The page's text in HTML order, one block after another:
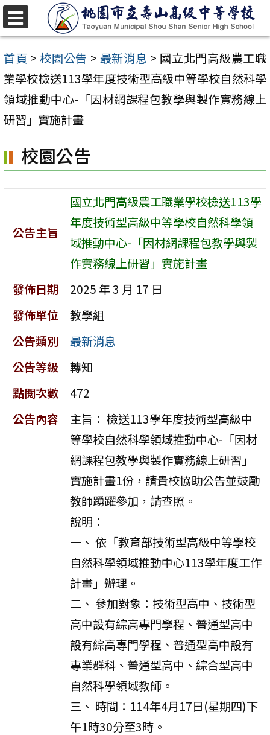
跳
至
主
要
內
容
首頁 > 校園公告 > 最新消息 > 國立北門高級農工職
業學校檢送113學年度技術型高級中等學校自然科學
領域推動中心-「因材網課程包教學與製作實務線上
研習」實施計畫
校園公告
公告主旨
國立北門高級農工職業學校檢送113學
年度技術型高級中等學校自然科學領
域推動中心-「因材網課程包教學與製
作實務線上研習」實施計畫
發佈日期
2025 年 3 月 17 日
發佈單位
教學組
公告類別
最新消息
公告等級
轉知
點閱次數
472
公告內容
主旨： 檢送113學年度技術型高級中
等學校自然科學領域推動中心-「因材
網課程包教學與製作實務線上研習」
實施計畫1份，請貴校協助公告並鼓勵
教師踴躍參加，請查照。
說明：
一、 依「教育部技術型高級中等學校
自然科學領域推動中心113學年度工作
計畫」辦理。
二、 參加對象：技術型高中、技術型
高中設有綜高專門學程、普通型高中
設有綜高專門學程、普通型高中設有
專業群科、普通型高中、綜合型高中
自然科學領域教師。
三、 時間：114年4月17日(星期四)下
午1時30分至3時。
選
單